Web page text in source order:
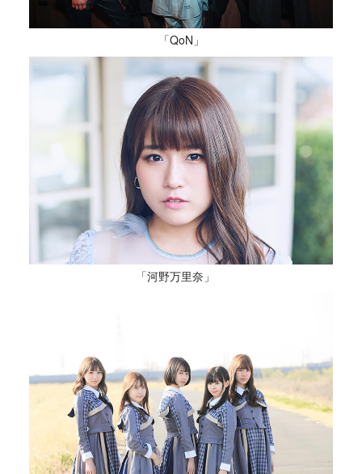
「QoN」
「河野万里奈」